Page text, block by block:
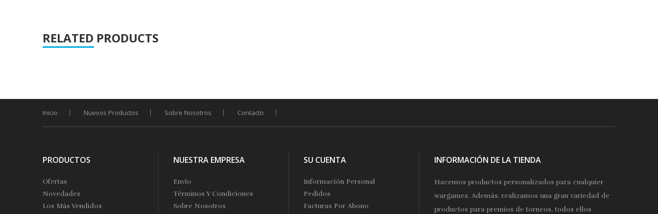
RELATED PRODUCTS
Inicio Nuevos Productos Sobre Nosotros Contacto
PRODUCTOS
Ofertas
Novedades
Los Más Vendidos
NUESTRA EMPRESA
Envío
Términos Y Condiciones
Sobre Nosotros
SU CUENTA
Información Personal
Pedidos
Facturas Por Abono
INFORMACIÓN DE LA TIENDA
Hacemos productos personalizados para cualquier
wargames. Además, realizamos una gran variedad de
productos para premios de torneos, todos ellos